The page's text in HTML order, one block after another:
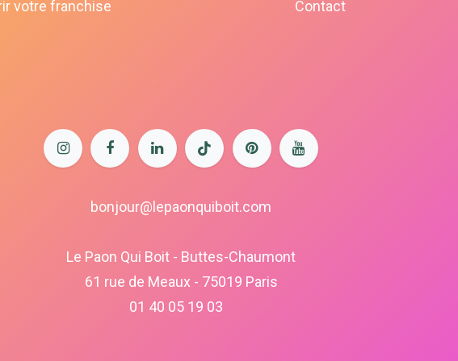
bonjour@lepaonquiboit.com
Le Paon Qui Boit - Buttes-Chaumont
61 rue de Meaux - 75019 Paris
01 40 05 19 03
Contact
votre franchise